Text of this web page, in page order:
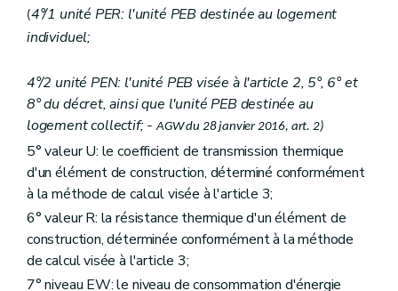
Art.95/1
Chapitre II Dispositions modificatives
Art. 96
Chapitre III
Disposition abrogatoire
Art. 98
Chapitre IV Dispositions finales
Art. 99
Art. 100
Art.100/1
Art. 101
Annexe A1
Annexe A2
Annexe A3
Annexe B1
Annexe B2
Annexe C1
(4°/1 unité PER: l'unité PEB destinée au logement
individuel;
4°/2 unité PEN: l'unité PEB visée à l'article 2, 5°, 6° et
8° du décret, ainsi que l'unité PEB destinée au
logement collectif; -AGW du 28 janvier 2016, art. 2)
5° valeur U: le coefficient de transmission thermique
d'un élément de construction, déterminé conformément
à la méthode de calcul visée à l'article 3;
6° valeur R: la résistance thermique d'un élément de
construction, déterminée conformément à la méthode
de calcul visée à l'article 3;
7° niveau EW: le niveau de consommation d'énergie